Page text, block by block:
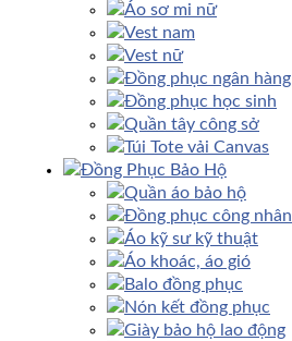
Áo sơ mi nữ
Vest nam
Vest nữ
Đồng phục ngân hàng
Đồng phục học sinh
Quần tây công sở
Túi Tote vải Canvas
Đồng Phục Bảo Hộ
Quần áo bảo hộ
Đồng phục công nhân
Áo kỹ sư kỹ thuật
Áo khoác, áo gió
Balo đồng phục
Nón kết đồng phục
Giày bảo hộ lao động